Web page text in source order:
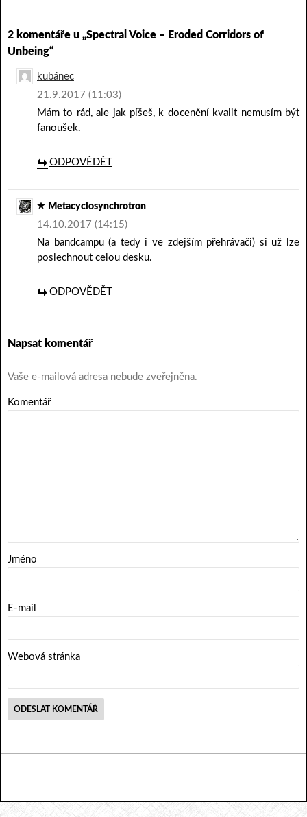
2 komentáře u „Spectral Voice – Eroded Corridors of
Unbeing“
kubánec
21.9.2017 (11:03)
Mám to rád, ale jak píšeš, k docenění kvalit nemusím být
fanoušek.
ODPOVĚDĚT
Metacyclosynchrotron
14.10.2017 (14:15)
Na bandcampu (a tedy i ve zdejším přehrávači) si už lze
poslechnout celou desku.
ODPOVĚDĚT
Napsat komentář
Vaše e-mailová adresa nebude zveřejněna.
Komentář
Jméno
E-mail
Webová stránka